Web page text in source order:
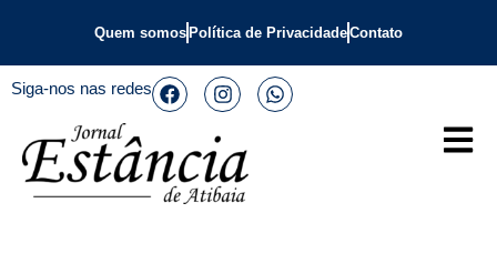
Quem somos Política de PrivacidadeContato
Siga-nos nas redes